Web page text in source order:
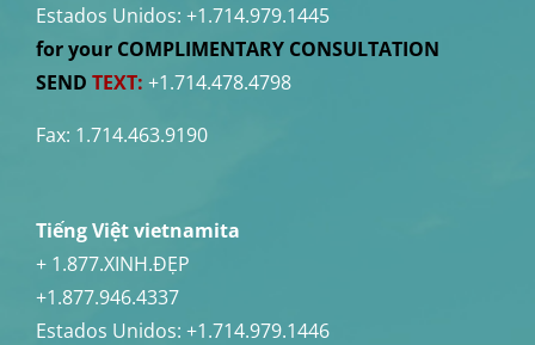
Estados Unidos: +1.714.979.1445
for your COMPLIMENTARY CONSULTATION
SEND TEXT: +1.714.478.4798
Fax: 1.714.463.9190
Tiếng Việt vietnamita
+ 1.877.XINH.ĐẸP
+1.877.946.4337
Estados Unidos: +1.714.979.1446